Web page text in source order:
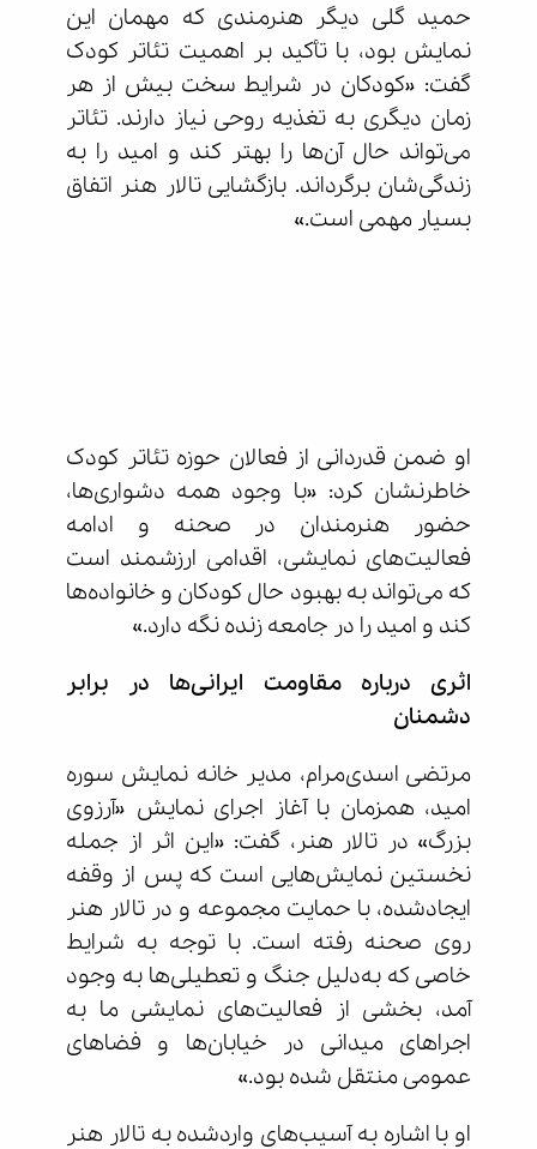
حمید گلی دیگر هنرمندی که مهمان این
نمایش بود، با تأکید بر اهمیت تئاتر کودک
گفت: «کودکان در شرایط سخت بیش از هر
زمان دیگری به تغذیه روحی نیاز دارند. تئاتر
می‌تواند حال آن‌ها را بهتر کند و امید را به
زندگی‌شان برگرداند. بازگشایی تالار هنر اتفاق
بسیار مهمی است.»
او ضمن قدردانی از فعالان حوزه تئاتر کودک
خاطرنشان کرد: «با وجود همه دشواری‌ها،
حضور هنرمندان در صحنه و ادامه
فعالیت‌های نمایشی، اقدامی ارزشمند است
که می‌تواند به بهبود حال کودکان و خانواده‌ها
کند و امید را در جامعه زنده نگه دارد.»
اثری درباره مقاومت ایرانی‌ها در برابر
دشمنان
مرتضی اسدی‌مرام، مدیر خانه نمایش سوره
امید، همزمان با آغاز اجرای نمایش «آرزوی
بزرگ» در تالار هنر، گفت: «این اثر از جمله
نخستین نمایش‌هایی است که پس از وقفه
ایجادشده، با حمایت مجموعه و در تالار هنر
روی صحنه رفته است. با توجه به شرایط
خاصی که به‌دلیل جنگ و تعطیلی‌ها به وجود
آمد، بخشی از فعالیت‌های نمایشی ما به
اجراهای میدانی در خیابان‌ها و فضاهای
عمومی منتقل شده بود.»
او با اشاره به آسیب‌های واردشده به تالار هنر